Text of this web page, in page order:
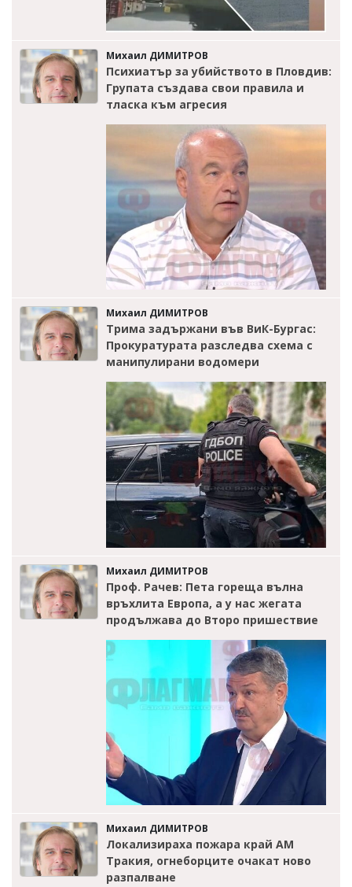
Михаил ДИМИТРОВ
Психиатър за убийството в Пловдив:
Групата създава свои правила и
тласка към агресия
Михаил ДИМИТРОВ
Трима задържани във ВиК-Бургас:
Прокуратурата разследва схема с
манипулирани водомери
Михаил ДИМИТРОВ
Проф. Рачев: Пета гореща вълна
връхлита Европа, а у нас жегата
продължава до Второ пришествие
Михаил ДИМИТРОВ
Локализираха пожара край АМ
Тракия, огнеборците очакат ново
разпалване